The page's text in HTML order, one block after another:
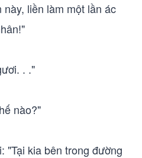
liền làm một lần ác
. ."
nào?"
"Tại kia bên trong đường